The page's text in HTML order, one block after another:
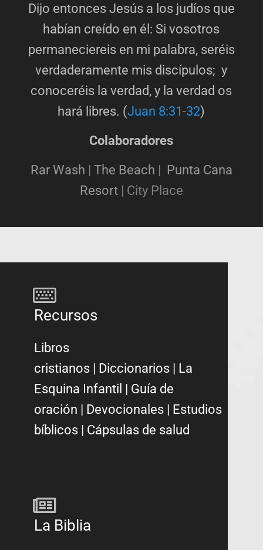
Dijo entonces Jesús a los judíos que
habían creído en él: Si vosotros
permaneciereis en mi palabra, seréis
verdaderamente mis discípulos; y
conoceréis la verdad, y la verdad os
hará libres. (Juan 8:31-32)
Colaboradores
Rar Wash | The Beach | Punta Cana
Resort| City Place
Recursos
Libros
cristianos
Diccionarios
La
Esquina Infantil
Guía de
oración
Devocionales
Estudios
bíblicos
Cápsulas de salud
La Biblia